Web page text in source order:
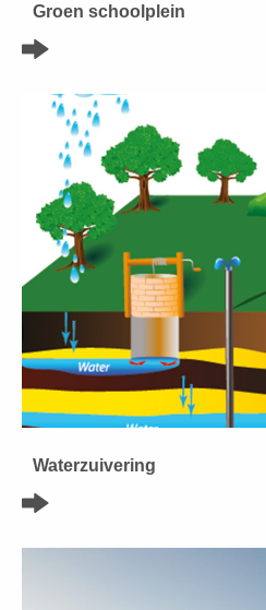
Groen schoolplein
Waterzuivering